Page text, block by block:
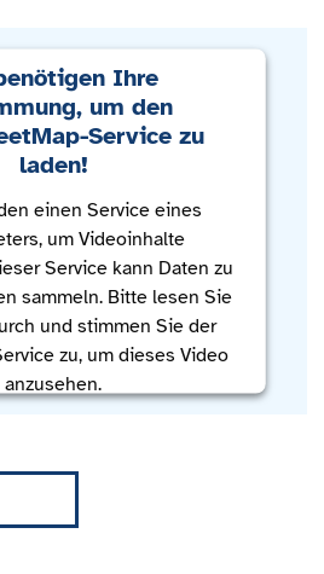
Ihre
um den
Service zu
laden!
einen Service eines
um Videoinhalte
Service kann Daten zu
sammeln. Bitte lesen Sie
und stimmen Sie der
zu, um dieses Video
anzusehen.